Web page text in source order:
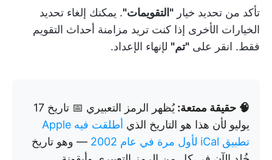
تأكد من تحديد خيار "التقويمات". يمكنك إلغاء تحديد
الخيارات الأخرى إذا كنت تريد مزامنة أحداث التقويم
فقط. انقر على "تم" لإنهاء الإعداد.
🧠 حقيقة ممتعة:
يُظهر الرمز التعبيري 📅 تاريخ 17
يوليو لأن هذا هو التاريخ الذي
أطلقت فيه Apple
تطبيق iCal لأول مرة في عام 2002
— وهو تاريخ